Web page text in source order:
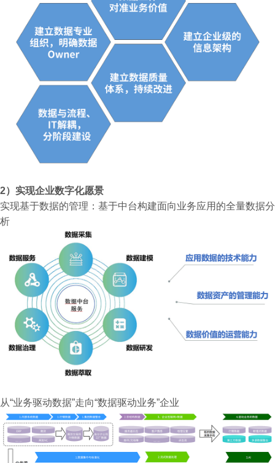
2）实现企业数字化愿景
实现基于数据的管理：基于中台构建面向业务应用的全量数据分
析
从“业务驱动数据”走向“数据驱动业务”企业